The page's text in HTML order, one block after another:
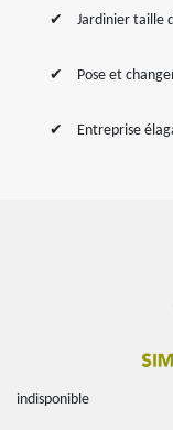
Jardinier taille
Pose et
Entreprise
indisponible